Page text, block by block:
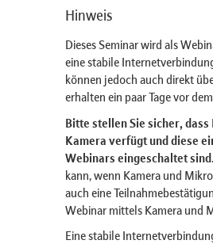
Hinweis
Dieses Seminar wird als
eine stabile
können jedoch auch direkt
erhalten ein paar Tage vor
Bitte stellen Sie sicher,
Kamera verfügt und diese
Webinars eingeschaltet
kann, wenn Kamera und
auch eine
Webinar mittels Kamera und
Eine stabile